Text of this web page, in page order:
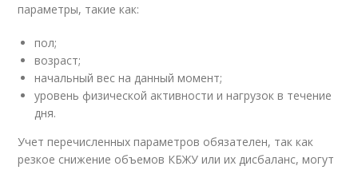
параметры, такие как:
пол;
возраст;
начальный вес на данный момент;
уровень физической активности и нагрузок в течение
дня.
Учет перечисленных параметров обязателен, так как
резкое снижение объемов КБЖУ или их дисбаланс, могут